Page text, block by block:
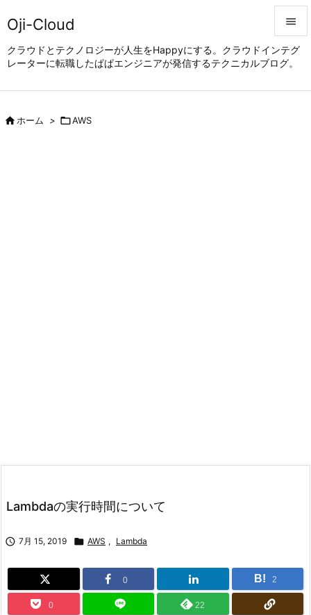
Oji-Cloud
クラウドとテクノロジーが人生をHappyにする。クラウドインテグ
レーターに転職したぱぱエンジニアが発信するテクニカルブログ。


メニュ
ホーム > AWS
Lambdaの実行時間について
 7月 15, 2019  AWS , Lambda
0 B! 2
0 22